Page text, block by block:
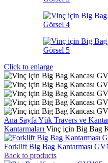
Click to enlarge
Ana Sayfa Yük Travers ve
Kantarmaları Vinç için Big Bag
Forklift Big Bag Kantarması
Back to products